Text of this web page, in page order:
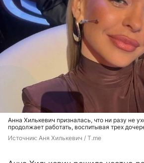
Анна Хилькевич призналась, что ни разу не
продолжает работать, воспитывая трех
Источник: Аня Хилькевич / T.me